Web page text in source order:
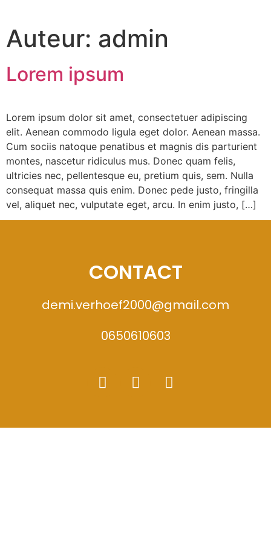
Auteur: admin
Lorem ipsum
Lorem ipsum dolor sit amet, consectetuer adipiscing
elit. Aenean commodo ligula eget dolor. Aenean massa.
Cum sociis natoque penatibus et magnis dis parturient
montes, nascetur ridiculus mus. Donec quam felis,
ultricies nec, pellentesque eu, pretium quis, sem. Nulla
consequat massa quis enim. Donec pede justo, fringilla
vel, aliquet nec, vulputate eget, arcu. In enim justo, […]
CONTACT
demi.verhoef2000@gmail.com
0650610603